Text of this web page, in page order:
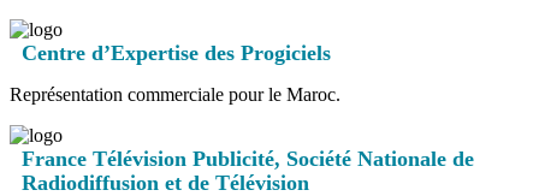
Centre d’Expertise des Progiciels
Représentation commerciale pour le Maroc.
France Télévision Publicité, Société Nationale de
Radiodiffusion et de Télévision